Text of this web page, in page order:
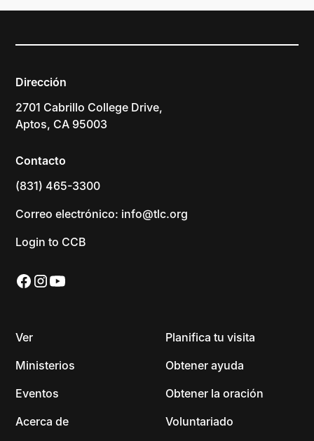
Dirección
2701 Cabrillo College Drive,
Aptos, CA 95003
Contacto
(831) 465-3300
Correo electrónico: info@tlc.org
Login to CCB
Ver
Ministerios
Eventos
Acerca de
Planifica tu visita
Obtener ayuda
Obtener la oración
Voluntariado